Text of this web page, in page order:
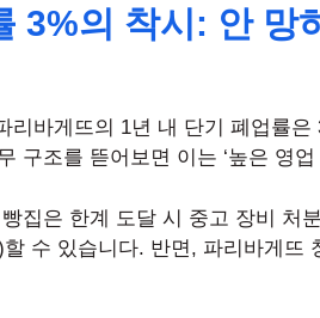
3%의 착시: 안 망
리바게뜨의 1년 내 단기 폐업률
구조를 뜯어보면 이는 ‘높은 영
집은 한계 도달 시 중고 장비 처
수 있습니다. 반면, 파리바게뜨